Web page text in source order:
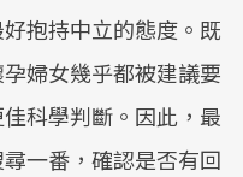
Mute
抱持中立的態度。既
婦女幾乎都被建議要
科學判斷。因此，最
一番，確認是否有回